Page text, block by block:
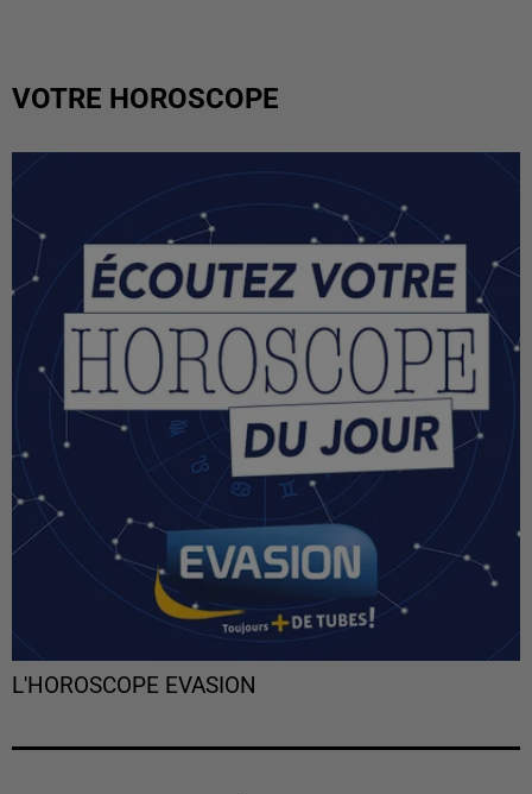
VOTRE HOROSCOPE
L'HOROSCOPE EVASION